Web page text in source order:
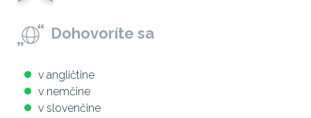
Dohovoríte sa
v angličtine
v nemčine
v slovenčine